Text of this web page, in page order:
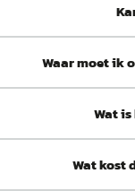
Waar moet ik
Wat
Wat kost